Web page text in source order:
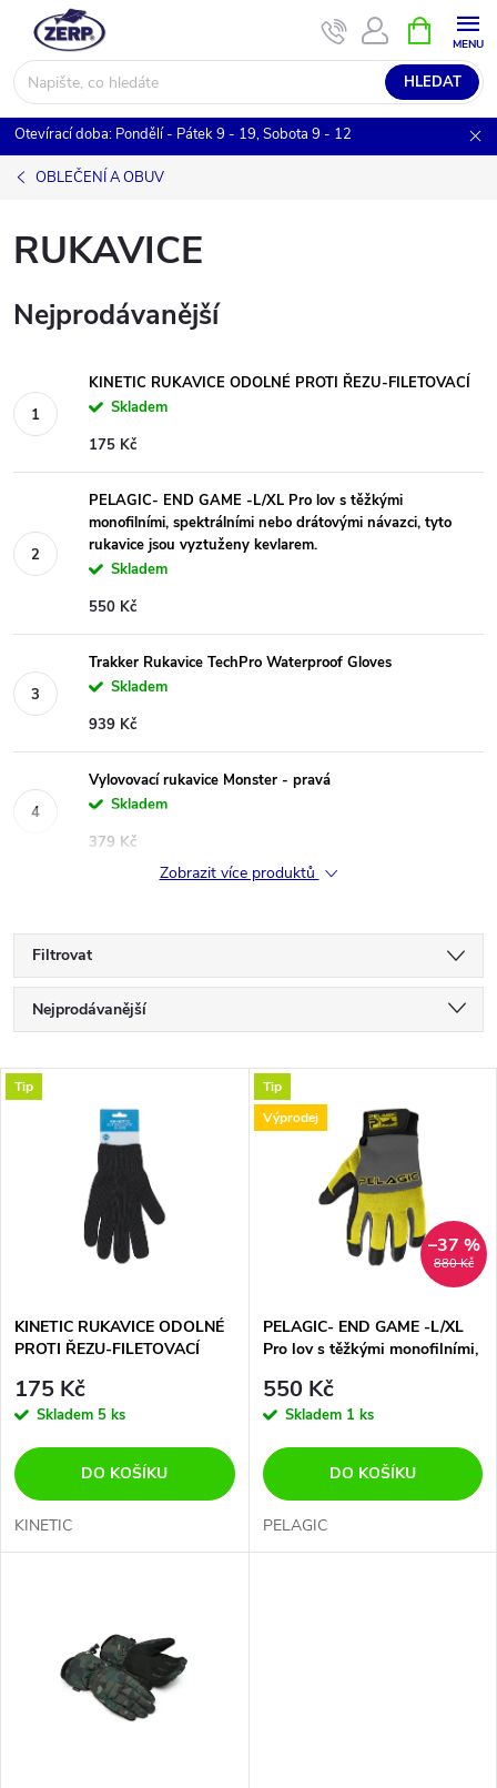
obsah
HLEDAT
NÁKUPNÍ
KOŠÍK
Otevírací doba: Pondělí - Pátek 9 - 19, Sobota 9 - 12
OBLEČENÍ A OBUV
RUKAVICE
Nejprodávanější
KINETIC RUKAVICE ODOLNÉ PROTI ŘEZU-FILETOVACÍ
Skladem
175 Kč
PELAGIC- END GAME -L/XL Pro lov s těžkými
monofilními, spektrálními nebo drátovými návazci, tyto
rukavice jsou vyztuženy kevlarem.
Skladem
550 Kč
Trakker Rukavice TechPro Waterproof Gloves
Skladem
939 Kč
Vylovovací rukavice Monster - pravá
Skladem
379 Kč
Zobrazit více produktů
Filtrovat
Ř
a
p
r
o
d
u
Nejprodávanější
Nejdražší
Abecedně
V
s
p
r
o
d
Tip
KINETIC RUKAVICE ODOLNÉ
PROTI ŘEZU-FILETOVACÍ
175 Kč
Skladem 5 ks
DO KOŠÍKU
KINETIC
Tip
Výprodej
880 Kč
–37 %
PELAGIC- END GAME -L/XL
Pro lov s těžkými monofilními,
návazci, tyto rukavice jsou
vyztuženy kevlarem.
550 Kč
Skladem 1 ks
DO KOŠÍKU
PELAGIC